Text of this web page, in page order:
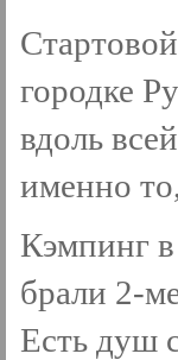
городке
вдоль
именно
Кэмпинг
брали 2-
Есть душ